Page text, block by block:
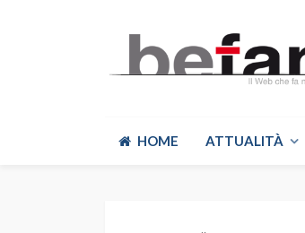
HOME ATTUALITÀ